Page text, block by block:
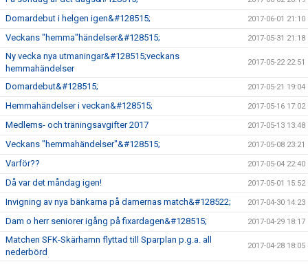
Domardebut i helgen igen&#128515; 2017-06-01 21:10
Veckans "hemma"händelser&#128515; 2017-05-31 21:18
Ny vecka nya utmaningar&#128515;veckans
hemmahändelser
2017-05-22 22:51
Domardebut&#128515; 2017-05-21 19:04
Hemmahändelser i veckan&#128515; 2017-05-16 17:02
Medlems- och träningsavgifter 2017 2017-05-13 13:48
Veckans "hemmahändelser"&#128515; 2017-05-08 23:21
Varför?? 2017-05-04 22:40
Då var det måndag igen! 2017-05-01 15:52
Invigning av nya bänkarna på damernas match&#128522; 2017-04-30 14:23
Dam o herr seniorer igång på fixardagen&#128515; 2017-04-29 18:17
Matchen SFK-Skärhamn flyttad till Sparplan p.g.a. all
nederbörd
2017-04-28 18:05